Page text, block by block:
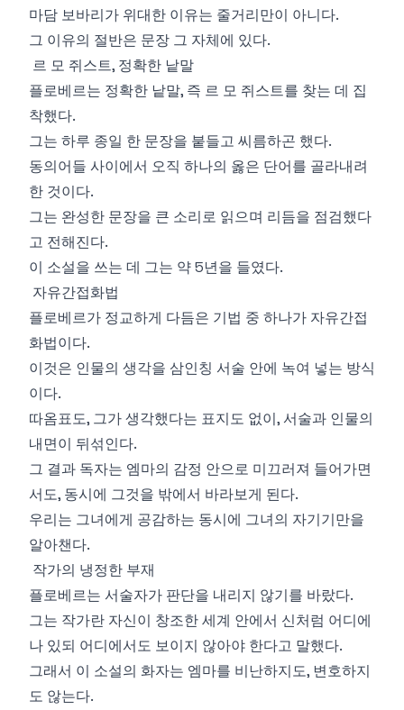
마담 보바리가 위대한 이유는 줄거리만이 아니다.
그 이유의 절반은 문장 그 자체에 있다.
르 모 쥐스트, 정확한 낱말
플로베르는 정확한 낱말, 즉 르 모 쥐스트를 찾는 데 집
착했다.
그는 하루 종일 한 문장을 붙들고 씨름하곤 했다.
동의어들 사이에서 오직 하나의 옳은 단어를 골라내려
한 것이다.
그는 완성한 문장을 큰 소리로 읽으며 리듬을 점검했다
고 전해진다.
이 소설을 쓰는 데 그는 약 5년을 들였다.
자유간접화법
플로베르가 정교하게 다듬은 기법 중 하나가 자유간접
화법이다.
이것은 인물의 생각을 삼인칭 서술 안에 녹여 넣는 방식
이다.
따옴표도, 그가 생각했다는 표지도 없이, 서술과 인물의
내면이 뒤섞인다.
그 결과 독자는 엠마의 감정 안으로 미끄러져 들어가면
서도, 동시에 그것을 밖에서 바라보게 된다.
우리는 그녀에게 공감하는 동시에 그녀의 자기기만을
알아챈다.
작가의 냉정한 부재
플로베르는 서술자가 판단을 내리지 않기를 바랐다.
그는 작가란 자신이 창조한 세계 안에서 신처럼 어디에
나 있되 어디에서도 보이지 않아야 한다고 말했다.
그래서 이 소설의 화자는 엠마를 비난하지도, 변호하지
도 않는다.